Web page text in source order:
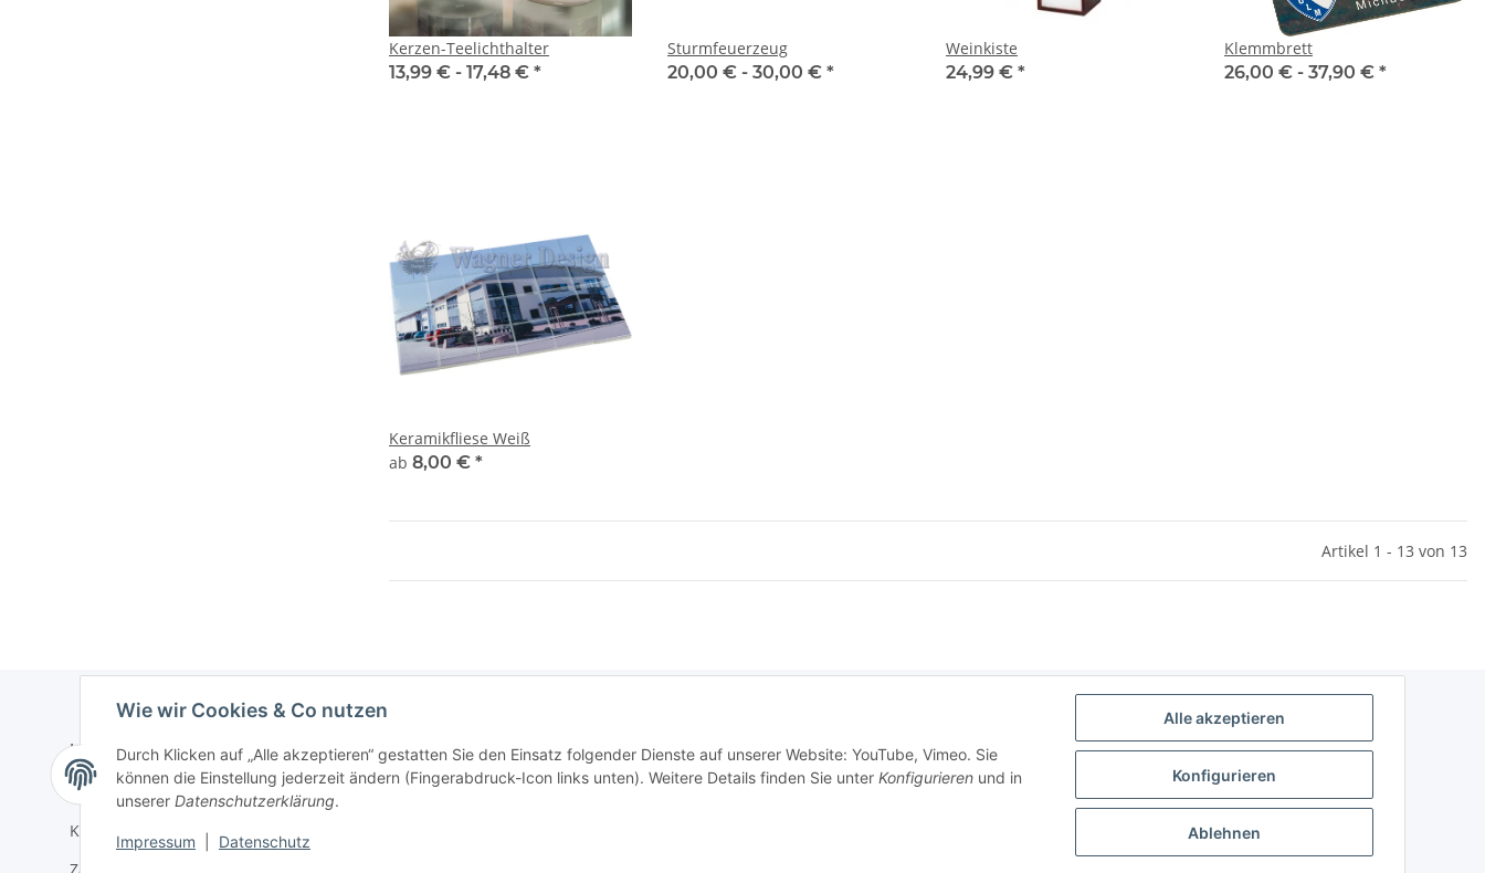
Kerzen-Teelichthalter
13,99 € - 17,48 € *
Sturmfeuerzeug
20,00 € - 30,00 € *
Weinkiste
24,99 € *
Klemmbrett
26,00 € - 37,90 € *
Keramikfliese Weiß
ab 8,00 € *
Artikel 1 - 13 von 13
Informationen
Wir über uns
Kundeninformation
Gesetzliche Informationen
Datenschutz
Wie wir Cookies & Co nutzen
Durch Klicken auf „Alle akzeptieren“ gestatten Sie den Einsatz folgender Dienste auf unserer Website: YouTube, Vimeo. Sie
können die Einstellung jederzeit ändern (Fingerabdruck-Icon links unten). Weitere Details finden Sie unter Konfigurieren und in
unserer Datenschutzerklärung.
Impressum Datenschutz
Alle akzeptieren
Konfigurieren
Ablehnen